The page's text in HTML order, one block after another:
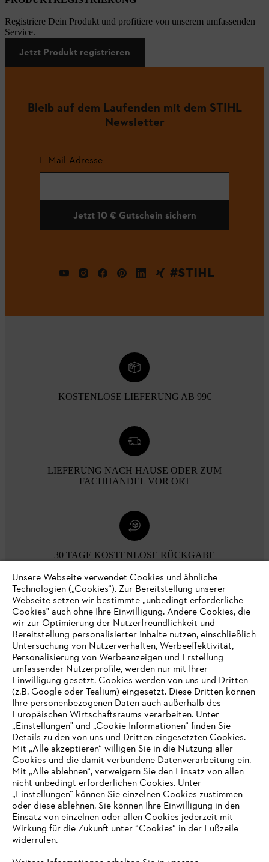
Registriere Dein Produkt und profitiere von unserem umfassenden
Service.
Jetzt Produkt registrieren
Bleib auf dem Laufenden mit dem STIHL
Newsletter
E-Mail-Adresse
Jetzt 10 € Gutschein sichern
#STIHL
KOSTENLOSE LIEFERUNG AB 99€
LIEFERUNG NACH HAUSE ODER ZUM
FACHHANDEL VOR ORT
30 TAGE KOSTENLOSE RÜCKGABE
Zahlungsmöglichkeiten
Unternehmen
Online Shop
Service
IHR BROWSER WIRD NICHT
UNTERSTÜTZT
Unsere Webseite verwendet Cookies und ähnliche
Technologien („Cookies“). Zur Bereitstellung unserer
Webseite setzen wir bestimmte „unbedingt erforderliche
Cookies" auch ohne Ihre Einwilligung. Andere Cookies, die
wir zur Optimierung der Nutzerfreundlichkeit und
Bereitstellung personalisierter Inhalte nutzen, einschließlich
Untersuchung von Nutzerverhalten, Werbeeffektivität,
Personalisierung von Werbeanzeigen und Erstellung
umfassender Nutzerprofile, werden nur mit Ihrer
Einwilligung gesetzt. Cookies werden von uns und Dritten
(z.B. Google oder Tealium) eingesetzt. Diese Dritten können
Ihre personenbezogenen Daten auch außerhalb des
Europäischen Wirtschaftsraums verarbeiten. Unter
„Einstellungen" und „Cookie Informationen“ finden Sie
Details zu den von uns und Dritten eingesetzten Cookies.
Mit „Alle akzeptieren“ willigen Sie in die Nutzung aller
Cookies und die damit verbundene Datenverarbeitung ein.
Mit „Alle ablehnen“, verweigern Sie den Einsatz von allen
nicht unbedingt erforderlichen Cookies. Unter
„Einstellungen“ können Sie einzelnen Cookies zustimmen
oder diese ablehnen. Sie können Ihre Einwilligung in den
Einsatz von einzelnen oder allen Cookies jederzeit mit
Wirkung für die Zukunft unter “Cookies“ in der Fußzeile
widerrufen.